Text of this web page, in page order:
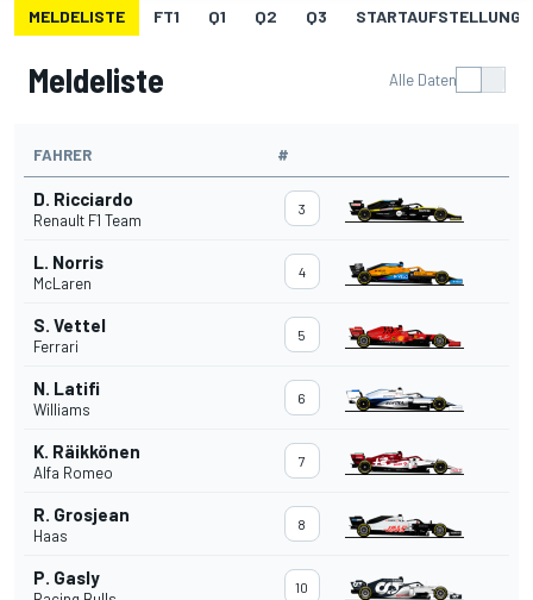
MELDELISTE FT1 Q1 Q2 Q3 STARTAUFSTELLUNG
Meldeliste Alle Daten
FAHRER #
D. Ricciardo
Renault F1 Team
3
L. Norris
McLaren
4
S. Vettel
Ferrari
5
N. Latifi
Williams
6
K. Räikkönen
Alfa Romeo
7
R. Grosjean
Haas
8
P. Gasly 10